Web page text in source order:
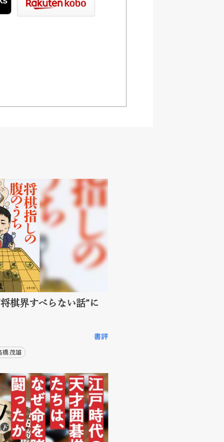
棋界すべらない話”に
書評
橋 茂雄